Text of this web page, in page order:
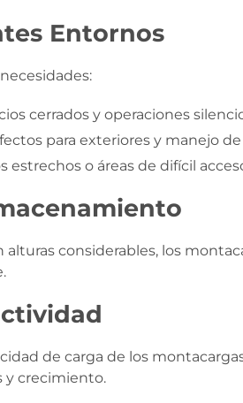
Entornos
cerrados y operaciones
para exteriores y manejo
estrechos o áreas de difícil
alturas considerables, los
de carga de los
y crecimiento.